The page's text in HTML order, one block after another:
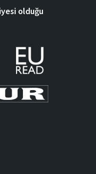
olduğu